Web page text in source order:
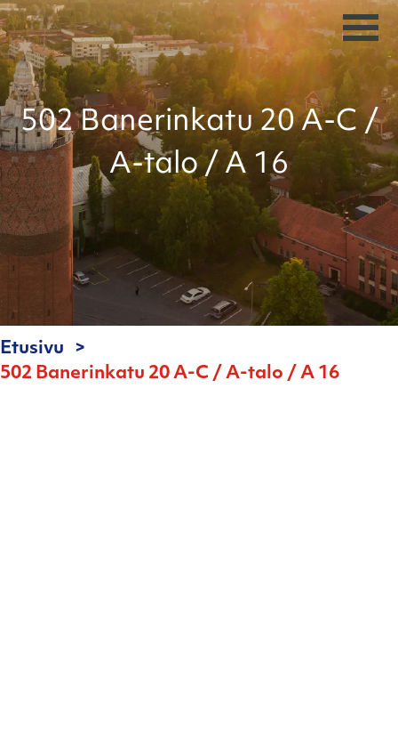
502 Banerinkatu 20 A-C /
A-talo / A 16
Etusivu
502 Banerinkatu 20 A-C / A-talo / A 16